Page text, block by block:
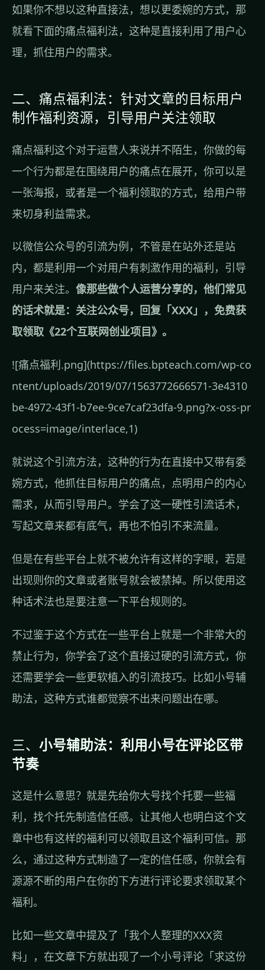
如果你不想以这种直接法，想以更委婉的方式，那
就看下面的痛点福利法，这种是直接利用了用户心
理，抓住用户的需求。
二、痛点福利法：针对文章的目标用户
制作福利资源，引导用户关注领取
痛点福利这个对于运营人来说并不陌生，你做的每
一个行为都是在围绕用户的痛点在展开，你可以是
一张海报，或者是一个福利领取的方式，给用户带
来切身利益需求。
以微信公众号的引流为例，不管是在站外还是站
内，都是利用一个对用户有刺激作用的福利，引导
用户来关注。 像那些做个人运营分享的，他们常见
的话术就是：关注公众号，回复「XXX」，免费获
取领取《22个互联网创业项目》。
![痛点福利.png](https://files.bpteach.com/wp-co
ntent/uploads/2019/07/1563772666571-3e4310
be-4972-43f1-b7ee-9ce7caf23dfa-9.png?x-oss-pr
ocess=image/interlace,1)
就说这个引流方法，这种的行为在直接中又带有委
婉方式，他抓住目标用户的痛点，点明用户的内心
需求，从而引导用户。学会了这一硬性引流话术，
写起文章来都有底气，再也不怕引不来流量。
但是在有些平台上就不被允许有这样的字眼，若是
出现则你的文章或者账号就会被禁掉。所以使用这
种话术法也是要注意一下平台规则的。
不过鉴于这个方式在一些平台上就是一个非常大的
禁止行为，你学会了这个直接过硬的引流方式，你
还需要学会一些更软植入的引流技巧。比如小号辅
助法，这种方式谁都觉察不出来问题出在哪。
三、 小号辅助法：利用小号在评论区带
节奏
这是什么意思？就是先给你大号找个托要一些福
利，找个托先制造信任感。让其他人也明白这个文
章中也有这样的福利可以领取且这个福利可信。那
么，通过这种方式制造了一定的信任感，你就会有
源源不断的用户在你的下方进行评论要求领取某个
福利。
比如一些文章中提及了「我个人整理的XXX资
料」，在文章下方就出现了一个小号评论「求这份